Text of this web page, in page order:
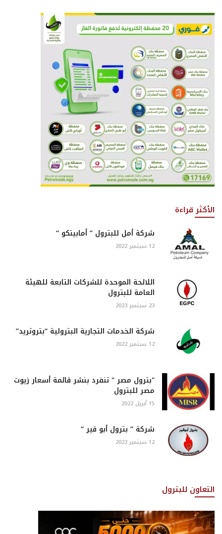
الأكثر قراءة
شركة أمل للبترول ” أمابيتكو “
12 سبتمبر 2022
اللائحة الموحدة للشركات التابعة للهيئة
العامة للبترول
23 سبتمبر 2023
شركة الخدمات التجارية البترولية “بتروتريد”
12 سبتمبر 2022
"بترول مصر " تنفرد بنشر قائمة أسعار زيوت
مصر للبترول
15 أبريل 2022
شركة ” بترول أبو قير “
12 سبتمبر 2022
التعاون للبترول